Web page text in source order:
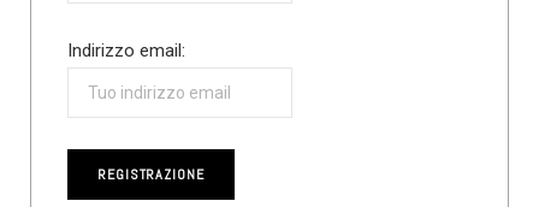
Indirizzo email: